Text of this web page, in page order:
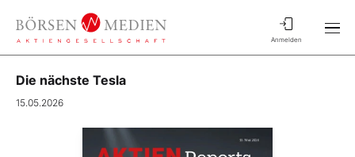
Anmelden
Die nächste Tesla
15.05.2026